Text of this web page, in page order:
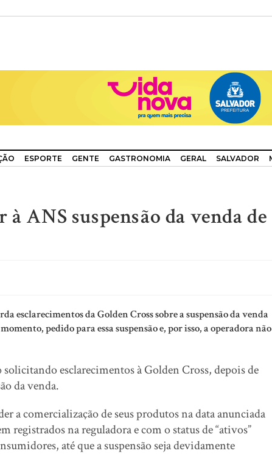
ESPORTE GENTE GASTRONOMIA GERAL SALVADOR
ANS suspensão da venda de
esclarecimentos da Golden Cross sobre a suspensão da venda
pedido para essa suspensão e, por isso, a operadora não
esclarecimentos à Golden Cross, depois de
da venda.
a comercialização de seus produtos na data anunciada
registrados na reguladora e com o status de “ativos”
até que a suspensão seja devidamente